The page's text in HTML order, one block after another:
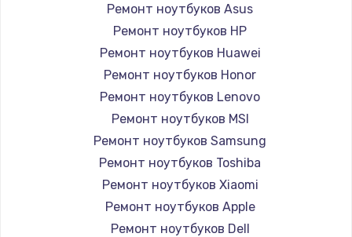
Ремонт ноутбуков Asus
Ремонт ноутбуков HP
Ремонт ноутбуков Huawei
Ремонт ноутбуков Honor
Ремонт ноутбуков Lenovo
Ремонт ноутбуков MSI
Ремонт ноутбуков Samsung
Ремонт ноутбуков Toshiba
Ремонт ноутбуков Xiaomi
Ремонт ноутбуков Apple
Ремонт ноутбуков Dell